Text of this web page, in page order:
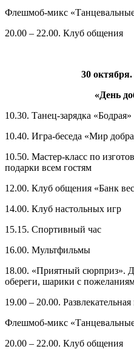
Флешмоб-микс
20.00 – 22.00. Клуб общения
30
«День
10.30. Танец-зарядка «Бодрая»
10.40. Игра-беседа «Мир
10.50. Мастер-класс по
подарки всем гостям
12.00. Клуб общения «Банк
14.00. Клуб настольных игр
15.15. Спортивный час
16.00. Мультфильмы
18.00. «Приятный сюрприз».
обереги, шарики с
19.00 – 20.00.
Флешмоб-микс
20.00 – 22.00. Клуб общения